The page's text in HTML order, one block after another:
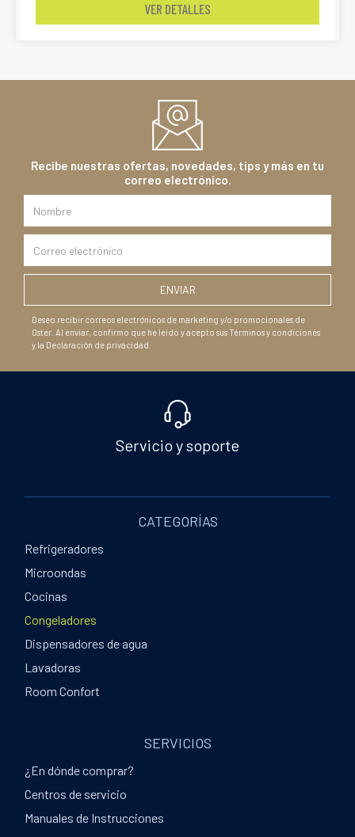
VER DETALLES
Recibe nuestras ofertas, novedades, tips y más en tu
correo electrónico.
Deseo recibir correos electrónicos de marketing y/o promocionales de
Oster. Al enviar, confirmo que he leído y acepto sus Términos y condiciones
y la Declaración de privacidad.
Servicio y soporte
CATEGORÍAS
Refrigeradores
Microondas
Cocinas
Congeladores
Dispensadores de agua
Lavadoras
Room Confort
SERVICIOS
¿En dónde comprar?
Centros de servicio
Manuales de Instrucciones